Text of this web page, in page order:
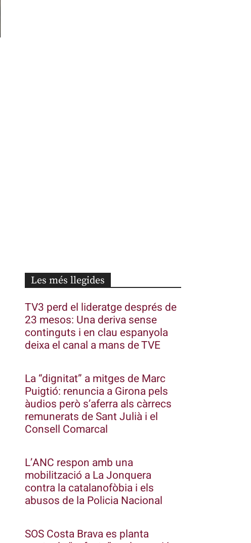
Les més llegides
TV3 perd el lideratge després de
23 mesos: Una deriva sense
continguts i en clau espanyola
deixa el canal a mans de TVE
La “dignitat” a mitges de Marc
Puigtió: renuncia a Girona pels
àudios però s’aferra als càrrecs
remunerats de Sant Julià i el
Consell Comarcal
L’ANC respon amb una
mobilització a La Jonquera
contra la catalanofòbia i els
abusos de la Policia Nacional
SOS Costa Brava es planta